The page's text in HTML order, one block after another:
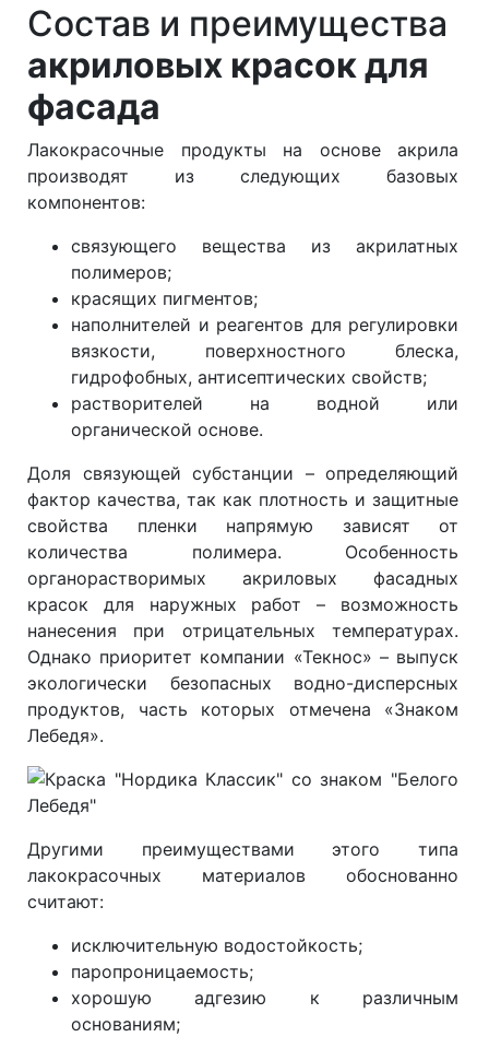
Состав и преимущества
акриловых красок для
фасада
Лакокрасочные продукты на основе акрила
производят из следующих базовых
компонентов:
связующего вещества из акрилатных
полимеров;
красящих пигментов;
наполнителей и реагентов для регулировки
вязкости, поверхностного блеска,
гидрофобных, антисептических свойств;
растворителей на водной или
органической основе.
Доля связующей субстанции – определяющий
фактор качества, так как плотность и защитные
свойства пленки напрямую зависят от
количества полимера. Особенность
органорастворимых акриловых фасадных
красок для наружных работ – возможность
нанесения при отрицательных температурах.
Однако приоритет компании «Текнос» – выпуск
экологически безопасных водно-дисперсных
продуктов, часть которых отмечена «Знаком
Лебедя».
Другими преимуществами этого типа
лакокрасочных материалов обоснованно
считают:
исключительную водостойкость;
паропроницаемость;
хорошую адгезию к различным
основаниям;